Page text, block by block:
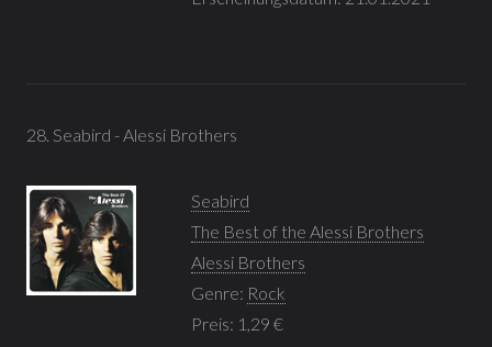
28. Seabird - Alessi Brothers
Seabird
The Best of the Alessi Brothers
Alessi Brothers
Genre: Rock
Preis: 1,29 €